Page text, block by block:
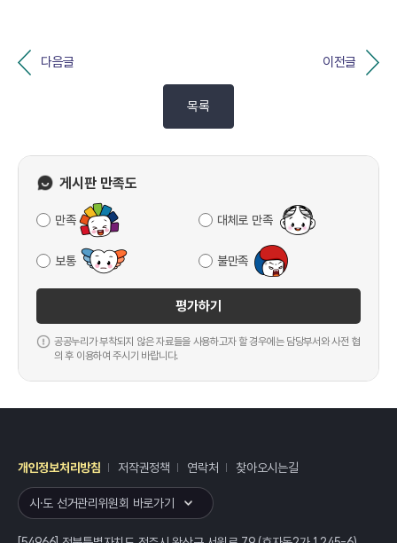
다음글 이전글
목록
게시판 만족도
만족 대체로 만족
보통 불만족
평가하기
공공누리가 부착되지 않은 자료들을 사용하고자 할 경우에는 담당부서와 사전 협
의 후 이용하여 주시기 바랍니다.
개인정보처리방침 저작권정책 연락처 찾아오시는길
시·도 선거관리위원회 바로가기